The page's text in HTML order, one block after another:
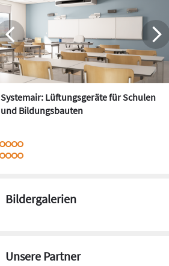
Systemair: Lüftungsgeräte für Schulen
und Bildungsbauten
Bildergalerien
Unsere Partner